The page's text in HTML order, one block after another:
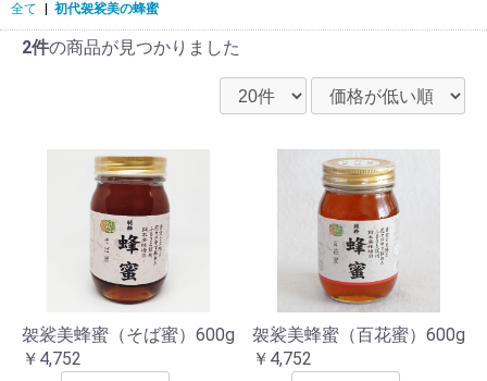
全て 初代袈裟美の蜂蜜
2件の商品が見つかりました
袈裟美蜂蜜（そば蜜）600g
￥4,752
袈裟美蜂蜜（百花蜜）600g
￥4,752